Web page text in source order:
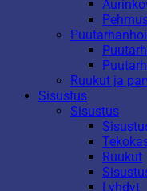
Ruukut ja
Sisustus
Sisustus
Ruukut
Lyhdyt